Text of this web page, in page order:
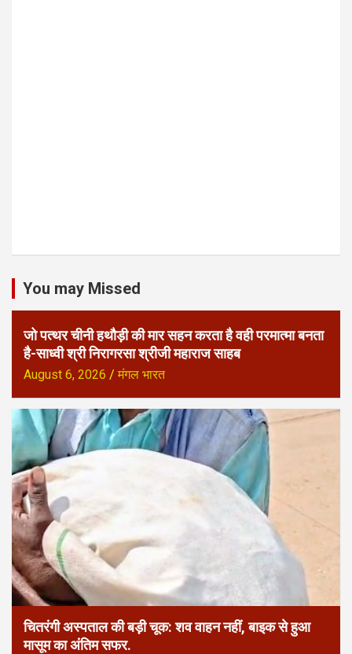
You may Missed
जो पत्थर चीनी हथौड़ी की मार सहन करता है वही परमात्मा बनता
है-साध्वी श्री निरागरसा श्रीजी महाराज साहब
August 6, 2026 मंगल भारत
चितरंगी अस्पताल की बड़ी चूक: शव वाहन नहीं, बाइक से हुआ
मासूम का अंतिम सफर.